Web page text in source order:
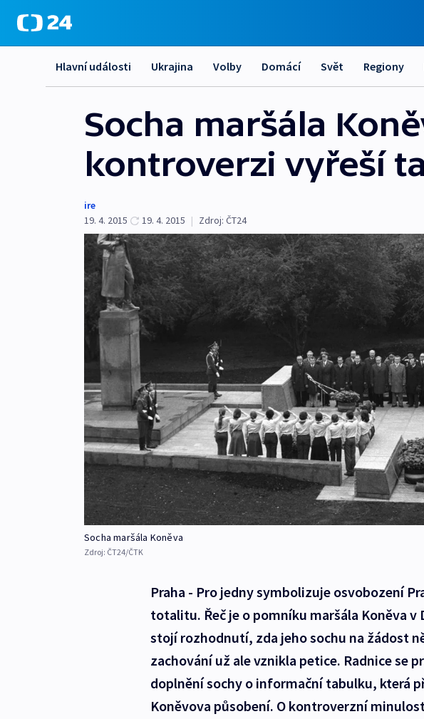
Hlavní události Ukrajina Volby Domácí Svět Regiony
Socha maršála
kontroverzi vyřeší
ire
19. 4. 2015
19. 4. 2015 | Zdroj: ČT24
Socha maršála Koněva
Zdroj: ČT24/ČTK
Praha - Pro jedny symbolizuje osvobození
totalitu. Řeč je o pomníku maršála Koněva v
stojí rozhodnutí, zda jeho sochu na žádost
zachování už ale vznikla petice. Radnice se
doplnění sochy o informační tabulku, která
Koněvova působení. O kontroverzní